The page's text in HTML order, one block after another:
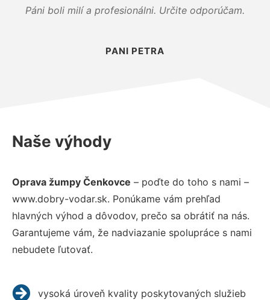
Páni boli milí a profesionálni. Určite odporúčam.
PANI PETRA
Naše výhody
Oprava žumpy Čenkovce – poďte do toho s nami –
www.dobry-vodar.sk. Ponúkame vám prehľad
hlavných výhod a dôvodov, prečo sa obrátiť na nás.
Garantujeme vám, že nadviazanie spolupráce s nami
nebudete ľutovať.
vysoká úroveň kvality poskytovaných služieb